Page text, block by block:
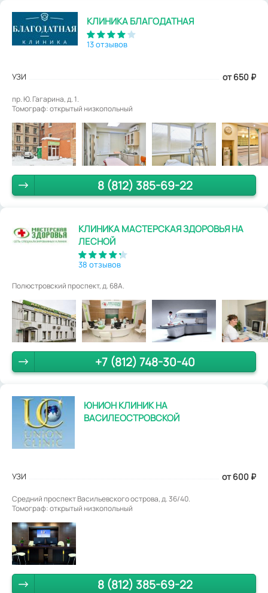
КЛИНИКА БЛАГОДАТНАЯ
13 отзывов
УЗИ от 650 ₽
пр. Ю. Гагарина, д. 1.
Томограф: открытый низкопольный
8 (812) 385-69-22
КЛИНИКА МАСТЕРСКАЯ ЗДОРОВЬЯ НА
ЛЕСНОЙ
38 отзывов
Полюстровский проспект, д. 68А.
+7 (812) 748-30-40
ЮНИОН КЛИНИК НА
ВАСИЛЕОСТРОВСКОЙ
УЗИ от 600 ₽
Средний проспект Васильевского острова, д. 36/40.
Томограф: открытый низкопольный
8 (812) 385-69-22